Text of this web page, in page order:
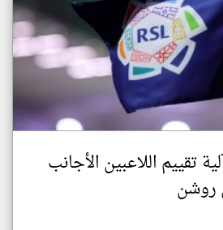
تقييم اللاعبين الأجانب
روشن